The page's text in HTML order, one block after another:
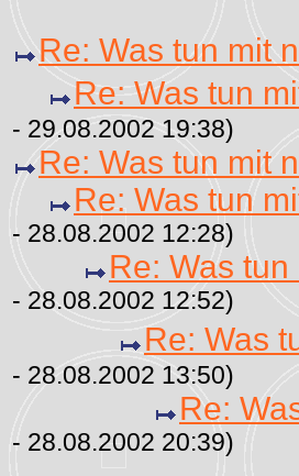
Re: Was tun mit
Re: Was tun
- 29.08.2002 19:38)
Re: Was tun mit
Re: Was tun
- 28.08.2002 12:28)
Re: Was
- 28.08.2002 12:52)
Re: Was
- 28.08.2002 13:50)
Re:
- 28.08.2002 20:39)